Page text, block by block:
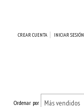
CREAR CUENTA INICIAR SESIÓN
Ordenar por